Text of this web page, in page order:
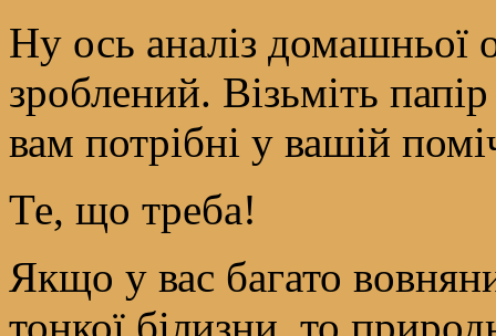
Ну ось аналіз домашньої
зроблений. Візьміть папір
вам потрібні у вашій
Те, що треба!
Якщо у вас багато
тонкої білизни, то